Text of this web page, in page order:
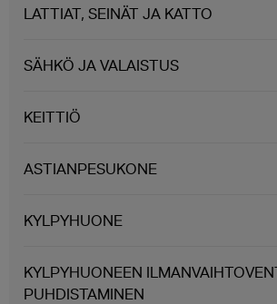
LATTIAT, SEINÄT JA KATTO
SÄHKÖ JA VALAISTUS
KEITTIÖ
ASTIANPESUKONE
KYLPYHUONE
KYLPYHUONEEN
PUHDISTAMINEN